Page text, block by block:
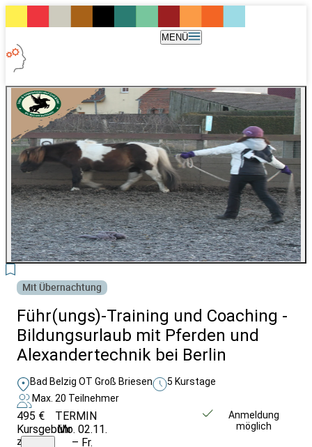
MENÜ
Mit Übernachtung
Führ(ungs)-Training und Coaching -
Bildungsurlaub mit Pferden und
Alexandertechnik bei Berlin
Bad Belzig OT Groß Briesen
5 Kurstage
Max. 20 Teilnehmer
495 €
Kursgebühr
zuzüglich
TERMIN
Mo. 02.11.
– Fr.
Anmeldung
möglich